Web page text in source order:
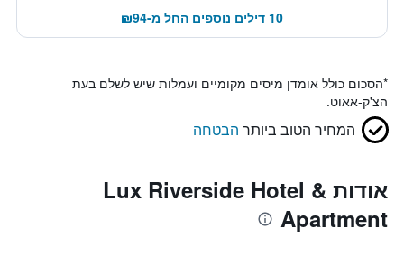
10 דילים נוספים החל מ-₪94
*הסכום כולל אומדן מיסים מקומיים ועמלות שיש לשלם בעת
הצ'ק-אאוט.
המחיר הטוב ביותר הבטחה
אודות Lux Riverside Hotel &
Apartment